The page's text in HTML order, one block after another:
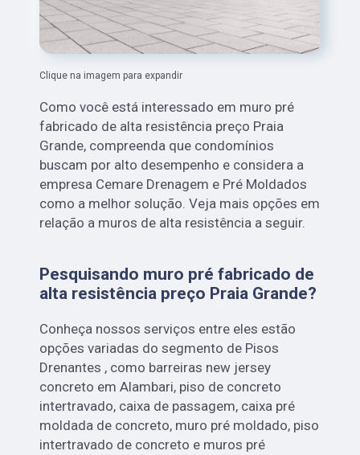
Clique na imagem para expandir
Como você está interessado em muro pré
fabricado de alta resistência preço Praia
Grande, compreenda que condomínios
buscam por alto desempenho e considera a
empresa Cemare Drenagem e Pré Moldados
como a melhor solução. Veja mais opções em
relação a muros de alta resistência a seguir.
Pesquisando muro pré fabricado de
alta resistência preço Praia Grande?
Conheça nossos serviços entre eles estão
opções variadas do segmento de Pisos
Drenantes , como barreiras new jersey
concreto em Alambari, piso de concreto
intertravado, caixa de passagem, caixa pré
moldada de concreto, muro pré moldado, piso
intertravado de concreto e muros pré